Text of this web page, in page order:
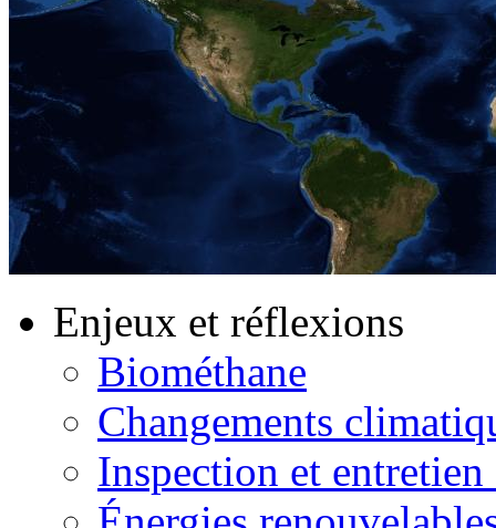
Enjeux et réflexions
Biométhane
Changements
Inspection et entretien